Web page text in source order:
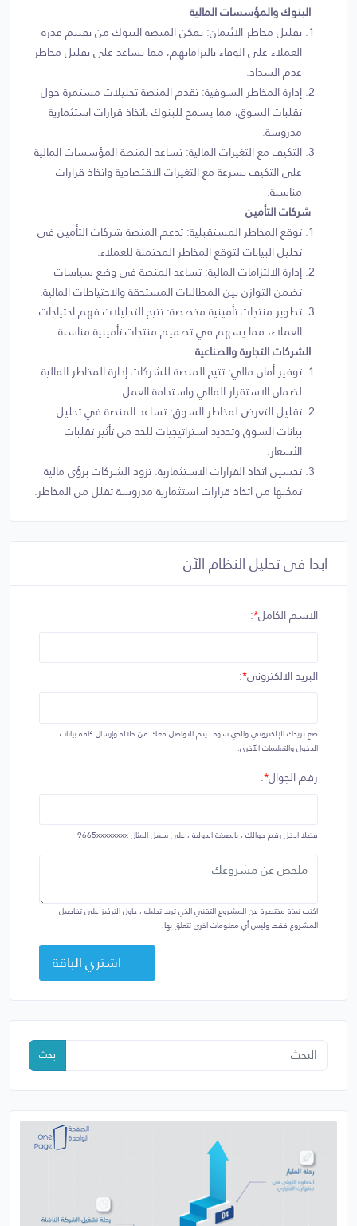
البنوك والمؤسسات المالية
تقليل مخاطر الائتمان: تمكن المنصة البنوك من تقييم قدرة
العملاء على الوفاء بالتزاماتهم، مما يساعد على تقليل مخاطر
عدم السداد.
إدارة المخاطر السوقية: تقدم المنصة تحليلات مستمرة حول
تقلبات السوق، مما يسمح للبنوك باتخاذ قرارات استثمارية
مدروسة.
التكيف مع التغيرات المالية: تساعد المنصة المؤسسات المالية
على التكيف بسرعة مع التغيرات الاقتصادية واتخاذ قرارات
مناسبة.
شركات التأمين
توقع المخاطر المستقبلية: تدعم المنصة شركات التأمين في
تحليل البيانات لتوقع المخاطر المحتملة للعملاء.
إدارة الالتزامات المالية: تساعد المنصة في وضع سياسات
تضمن التوازن بين المطالبات المستحقة والاحتياطات المالية.
تطوير منتجات تأمينية مخصصة: تتيح التحليلات فهم احتياجات
العملاء، مما يسهم في تصميم منتجات تأمينية مناسبة.
الشركات التجارية والصناعية
توفير أمان مالي: تتيح المنصة للشركات إدارة المخاطر المالية
لضمان الاستقرار المالي واستدامة العمل.
تقليل التعرض لمخاطر السوق: تساعد المنصة في تحليل
بيانات السوق وتحديد استراتيجيات للحد من تأثير تقلبات
الأسعار.
تحسين اتخاذ القرارات الاستثمارية: تزود الشركات برؤى مالية
تمكنها من اتخاذ قرارات استثمارية مدروسة تقلل من المخاطر.
ابدا في تحليل النظام الآن
الاسم الكامل*
:
البريد الالكتروني*
:
ضع بريدك الإلكتروني والذي سوف يتم التواصل معك من خلاله وإرسال كافة بيانات
الدخول والتعليمات الآخرى.
رقم الجوال*
:
فضلا ادخل رقم جوالك ، بالصيغة الدولية ، على سبيل المثال9665xxxxxxxx
اكتب نبذة مختصرة عن المشروع التقني الذي تريد تحليله ، حاول التركيز على تفاصيل
المشروع فقط وليس أي معلومات اخرى تتعلق بها،
اشتري الباقة
بحث